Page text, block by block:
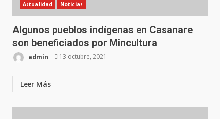
Actualidad Noticias
Algunos pueblos indígenas en Casanare
son beneficiados por Mincultura
admin 13 octubre, 2021
Leer Más